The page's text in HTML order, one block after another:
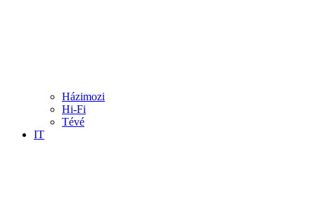
Házimozi
Hi-Fi
Tévé
IT